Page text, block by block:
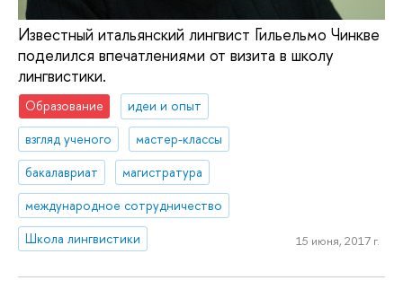
Известный итальянский лингвист Гильельмо Чинкве
поделился впечатлениями от визита в школу
лингвистики.
Образование
идеи и опыт
взгляд ученого
мастер-классы
бакалавриат
магистратура
международное сотрудничество
Школа лингвистики
15 июня, 2017 г.